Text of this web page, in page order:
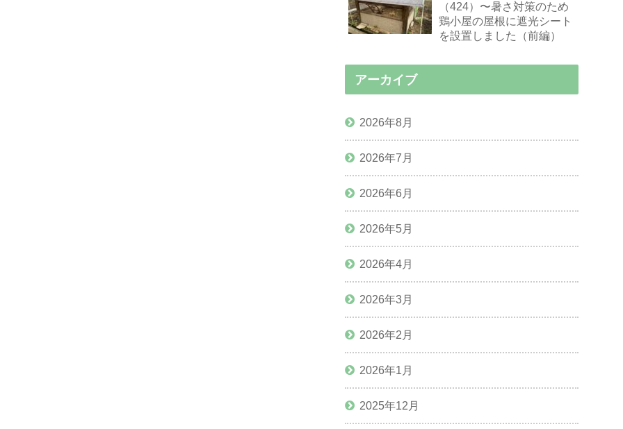
（424）〜暑さ対策のため
鶏小屋の屋根に遮光シート
を設置しました（前編）
アーカイブ
2026年8月
2026年7月
2026年6月
2026年5月
2026年4月
2026年3月
2026年2月
2026年1月
2025年12月